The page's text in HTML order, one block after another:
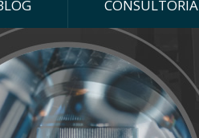
CONSULTORIA